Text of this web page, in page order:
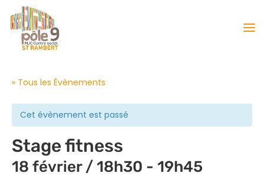
« Tous les Évènements
Cet évènement est passé
Stage fitness
18 février / 18h30 - 19h45